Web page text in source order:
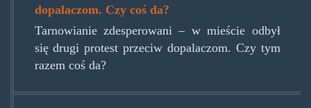
dopalaczom. Czy coś da?
Tarnowianie zdesperowani – w mieście odbył
się drugi protest przeciw dopalaczom. Czy tym
razem coś da?